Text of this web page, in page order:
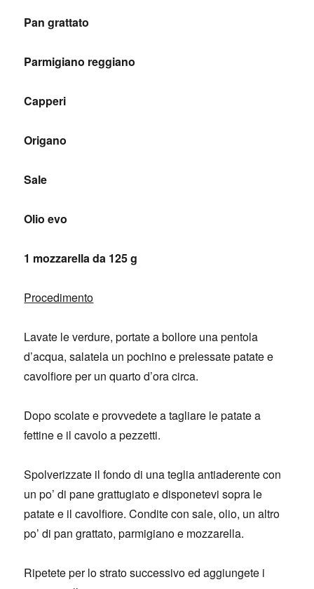
Pan grattato
Parmigiano reggiano
Capperi
Origano
Sale
Olio evo
1 mozzarella da 125 g
Procedimento
Lavate le verdure, portate a bollore una pentola
d’acqua, salatela un pochino e prelessate patate e
cavolfiore per un quarto d’ora circa.
Dopo scolate e provvedete a tagliare le patate a
fettine e il cavolo a pezzetti.
Spolverizzate il fondo di una teglia antiaderente con
un po’ di pane grattugiato e disponetevi sopra le
patate e il cavolfiore. Condite con sale, olio, un altro
po’ di pan grattato, parmigiano e mozzarella.
Ripetete per lo strato successivo ed aggiungete i